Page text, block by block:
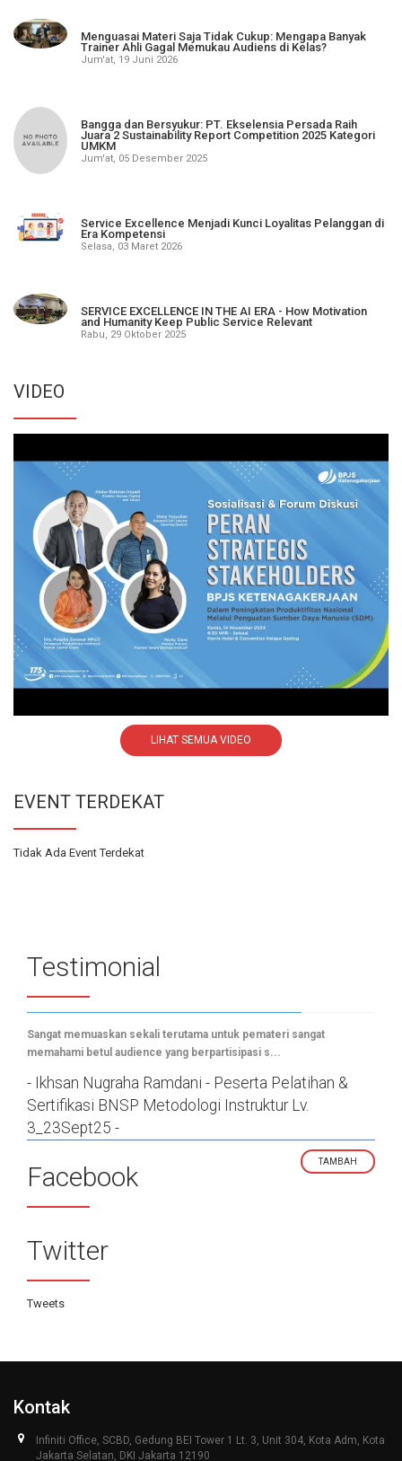
Menguasai Materi Saja Tidak Cukup: Mengapa Banyak
Trainer Ahli Gagal Memukau Audiens di Kelas?
Jum'at, 19 Juni 2026
Bangga dan Bersyukur: PT. Ekselensia Persada Raih
Juara 2 Sustainability Report Competition 2025 Kategori
UMKM
Jum'at, 05 Desember 2025
Service Excellence Menjadi Kunci Loyalitas Pelanggan di
Era Kompetensi
Selasa, 03 Maret 2026
SERVICE EXCELLENCE IN THE AI ERA - How Motivation
and Humanity Keep Public Service Relevant
Rabu, 29 Oktober 2025
VIDEO
LIHAT SEMUA VIDEO
EVENT TERDEKAT
Tidak Ada Event Terdekat
Testimonial
Sangat memuaskan sekali terutama untuk pemateri sangat
memahami betul audience yang berpartisipasi s...
- Ikhsan Nugraha Ramdani - Peserta Pelatihan &
Sertifikasi BNSP Metodologi Instruktur Lv.
3_23Sept25 -
TAMBAH
Facebook
Twitter
Tweets
Kontak
Infiniti Office, SCBD, Gedung BEI Tower 1 Lt. 3, Unit 304, Kota Adm, Kota
Jakarta Selatan, DKI Jakarta 12190